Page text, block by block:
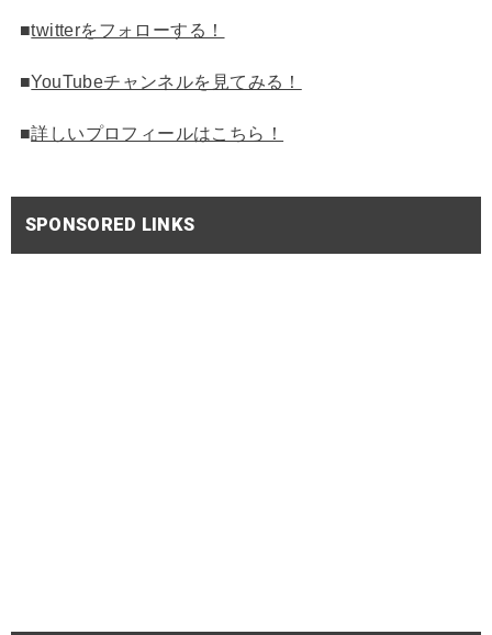
■twitterをフォローする！
■YouTubeチャンネルを見てみる！
■詳しいプロフィールはこちら！
SPONSORED LINKS